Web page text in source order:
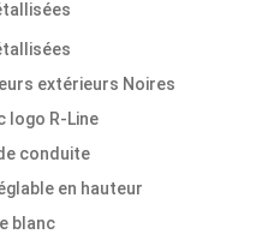
extérieurs Noires
logo R-Line
conduite
en hauteur
blanc